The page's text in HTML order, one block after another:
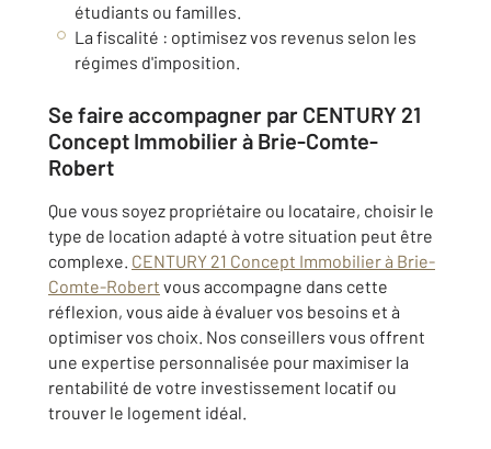
étudiants ou familles.
La fiscalité : optimisez vos revenus selon les
régimes d'imposition.
Se faire accompagner par CENTURY 21
Concept Immobilier à Brie-Comte-
Robert
Que vous soyez propriétaire ou locataire, choisir le
type de location adapté à votre situation peut être
complexe. CENTURY 21 Concept Immobilier à Brie-
Comte-Robert vous accompagne dans cette
réflexion, vous aide à évaluer vos besoins et à
optimiser vos choix. Nos conseillers vous offrent
une expertise personnalisée pour maximiser la
rentabilité de votre investissement locatif ou
trouver le logement idéal.